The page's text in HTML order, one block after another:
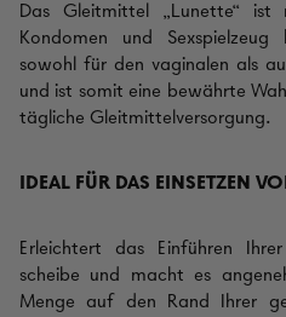
Das Gleitmittel „Lunette“
Kondomen und
sowohl für den vaginalen als
und ist somit eine bewährte
tägliche Gleitmittelversorgung.
IDEAL FÜR DAS EINSETZEN
Erleichtert das Einführen
scheibe und macht es
Menge auf den Rand Ihrer